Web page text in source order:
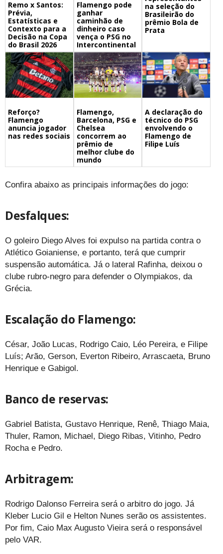
Remo x Santos:
Prévia,
Estatísticas e
Contexto para a
Decisão na Copa
do Brasil 2026
Flamengo pode
ganhar
caminhão de
dinheiro caso
vença o PSG no
Intercontinental
na seleção do
Brasileirão do
prêmio Bola de
Prata
Reforço?
Flamengo
anuncia jogador
nas redes sociais
Flamengo,
Barcelona, PSG e
Chelsea
concorrem ao
prêmio de
melhor clube do
mundo
A declaração do
técnico do PSG
envolvendo o
Flamengo de
Filipe Luís
Confira abaixo as principais informações do jogo:
Desfalques:
O goleiro Diego Alves foi expulso na partida contra o
Atlético Goianiense, e portanto, terá que cumprir
suspensão automática. Já o lateral Rafinha, deixou o
clube rubro-negro para defender o Olympiakos, da
Grécia.
Escalação do Flamengo:
César, João Lucas, Rodrigo Caio, Léo Pereira, e Filipe
Luís; Arão, Gerson, Everton Ribeiro, Arrascaeta, Bruno
Henrique e Gabigol.
Banco de reservas:
Gabriel Batista, Gustavo Henrique, Renê, Thiago Maia,
Thuler, Ramon, Michael, Diego Ribas, Vitinho, Pedro
Rocha e Pedro.
Arbitragem:
Rodrigo Dalonso Ferreira será o arbitro do jogo. Já
Kleber Lucio Gil e Helton Nunes serão os assistentes.
Por fim, Caio Max Augusto Vieira será o responsável
pelo VAR.